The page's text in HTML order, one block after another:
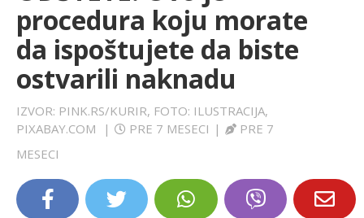
LIFESTYLE
EXTRA
procedura koju morate
da ispoštujete da biste
ostvarili naknadu
IZVOR: PINK.RS/KURIR, FOTO: ILUSTRACIJA,
PIXABAY.COM
| PRE 7 MESECI |
PRE 7
MESECI